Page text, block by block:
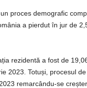
proces demografic
a pierdut în jur de
rezidentă a fost de
2023. Totuși, procesul
remarcându-se